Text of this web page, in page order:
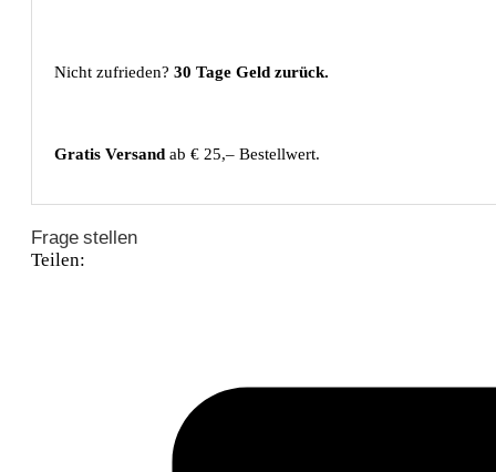
Nicht zufrieden? 30 Tage Geld zurück.
Gratis Versand ab € 25,– Bestellwert.
Frage stellen
Teilen: